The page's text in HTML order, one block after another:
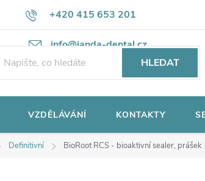
+420 415 653 201
info@janda-dental.cz
poradit? Ochrana osobních údajů
HLEDAT
VZDĚLÁVÁNÍ KONTAKTY
Definitivní BioRoot RCS - bioaktivní sealer,